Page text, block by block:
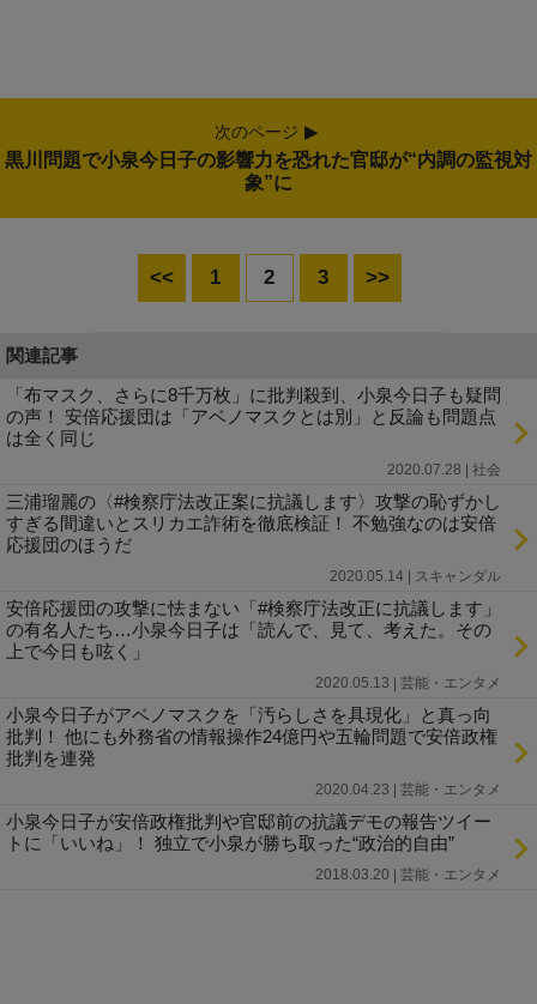
次のページ
黒川問題で小泉今日子の影響力を恐れた官邸が“内調の監視対
象”に
<< 1 2 3 >>
関連記事
「布マスク、さらに8千万枚」に批判殺到、小泉今日子も疑問
の声！ 安倍応援団は「アベノマスクとは別」と反論も問題点
は全く同じ
2020.07.28 | 社会
三浦瑠麗の〈#検察庁法改正案に抗議します〉攻撃の恥ずかし
すぎる間違いとスリカエ詐術を徹底検証！ 不勉強なのは安倍
応援団のほうだ
2020.05.14 | スキャンダル
安倍応援団の攻撃に怯まない「#検察庁法改正に抗議します」
の有名人たち…小泉今日子は「読んで、見て、考えた。その
上で今日も呟く」
2020.05.13 | 芸能・エンタメ
小泉今日子がアベノマスクを「汚らしさを具現化」と真っ向
批判！ 他にも外務省の情報操作24億円や五輪問題で安倍政権
批判を連発
2020.04.23 | 芸能・エンタメ
小泉今日子が安倍政権批判や官邸前の抗議デモの報告ツイー
トに「いいね」！ 独立で小泉が勝ち取った“政治的自由”
2018.03.20 | 芸能・エンタメ